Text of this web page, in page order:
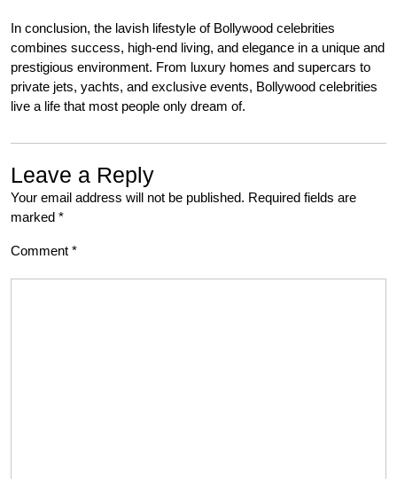
In conclusion, the lavish lifestyle of Bollywood celebrities
combines success, high-end living, and elegance in a unique and
prestigious environment. From luxury homes and supercars to
private jets, yachts, and exclusive events, Bollywood celebrities
live a life that most people only dream of.
Leave a Reply
Your email address will not be published. Required fields are
marked *
Comment *